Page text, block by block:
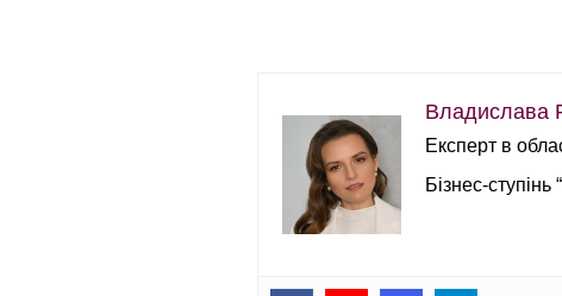
Владислава
Експерт в
Бізнес-